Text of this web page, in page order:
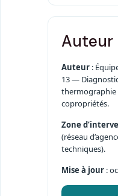
Auteur
Auteur :
13 —
copropriétés.
Zone
(réseau
techniques).
Mise à jour :